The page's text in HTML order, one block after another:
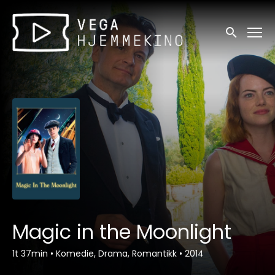
Tilgjengelighetslenker
Søk
Magic in the Moonlight
1t 37min • Komedie, Drama, Romantikk • 2014